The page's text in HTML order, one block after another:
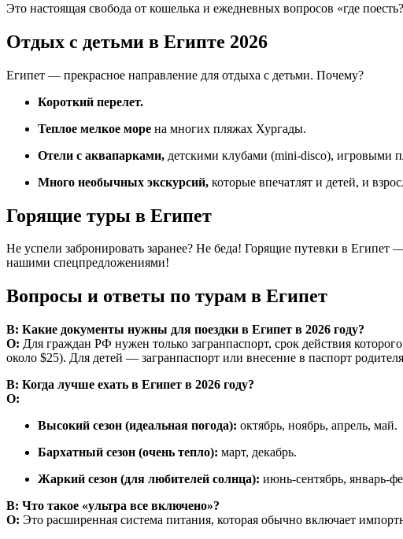
Это настоящая свобода от кошелька и ежедневных вопросов «где
Отдых с детьми в Египте 2026
Египет — прекрасное направление для отдыха с детьми. Почему?
Короткий перелет.
Теплое мелкое море на многих пляжах Хургады.
Отели с аквапарками, детскими клубами (mini-disco), игровыми
Много необычных экскурсий, которые впечатлят и детей, и
Горящие туры в Египет
Не успели забронировать заранее? Не беда! Горящие путевки в Египет
нашими спецпредложениями!
Вопросы и ответы по турам в Египет
В: Какие документы нужны для поездки в Египет в 2026 году?
О: Для граждан РФ нужен только загранпаспорт, срок действия
около $25). Для детей — загранпаспорт или внесение в паспорт
В: Когда лучше ехать в Египет в 2026 году?
О:
Высокий сезон (идеальная погода): октябрь, ноябрь, апрель, май.
Бархатный сезон (очень тепло): март, декабрь.
Жаркий сезон (для любителей солнца): июнь-сентябрь, январь-
В: Что такое «ультра все включено»?
О: Это расширенная система питания, которая обычно включает